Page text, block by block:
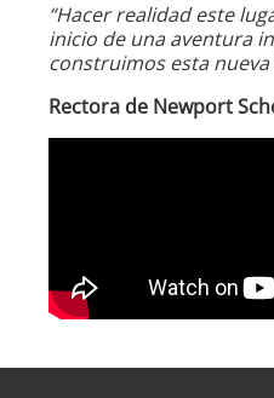
“Hacer realidad este
inicio de una aventura
construimos esta nueva
Rectora de Newport